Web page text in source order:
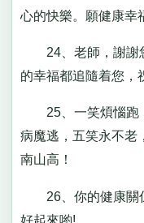
心的快樂。願健康幸
24、老師，謝謝
的幸福都追隨着您，
25、一笑煩惱跑
病魔逃，五笑永不老
南山高！
26、你的健康關
好起來喲!